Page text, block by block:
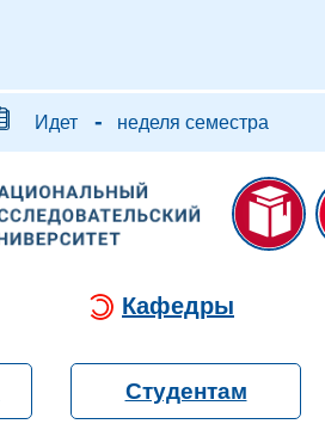
Идет - неделя семестра
Кафедры
Студентам